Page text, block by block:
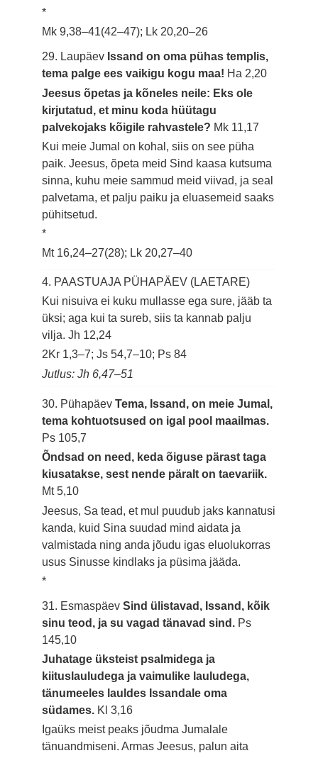
*
Mk 9,38–41(42–47); Lk 20,20–26
29. Laupäev Issand on oma pühas templis,
tema palge ees vaikigu kogu maa! Ha 2,20
Jeesus õpetas ja kõneles neile: Eks ole
kirjutatud, et minu koda hüütagu
palvekojaks kõigile rahvastele? Mk 11,17
Kui meie Jumal on kohal, siis on see püha
paik. Jeesus, õpeta meid Sind kaasa kutsuma
sinna, kuhu meie sammud meid viivad, ja seal
palvetama, et palju paiku ja eluasemeid saaks
pühitsetud.
*
Mt 16,24–27(28); Lk 20,27–40
4. PAASTUAJA PÜHAPÄEV (LAETARE)
Kui nisuiva ei kuku mullasse ega sure, jääb ta
üksi; aga kui ta sureb, siis ta kannab palju
vilja.Jh 12,24
2Kr 1,3–7; Js 54,7–10; Ps 84
Jutlus: Jh 6,47–51
30. PühapäevTema, Issand, on meie Jumal,
tema kohtuotsused on igal pool maailmas.
Ps 105,7
Õndsad on need, keda õiguse pärast taga
kiusatakse, sest nende päralt on taevariik.
Mt 5,10
Jeesus, Sa tead, et mul puudub jaks kannatusi
kanda, kuid Sina suudad mind aidata ja
valmistada ning anda jõudu igas eluolukorras
usus Sinusse kindlaks ja püsima jääda.
*
31. EsmaspäevSind ülistavad, Issand, kõik
sinu teod, ja su vagad tänavad sind. Ps
145,10
Juhatage üksteist psalmidega ja
kiituslauludega ja vaimulike lauludega,
tänumeeles lauldes Issandale oma
südames. Kl 3,16
Igaüks meist peaks jõudma Jumalale
tänuandmiseni. Armas Jeesus, palun aita